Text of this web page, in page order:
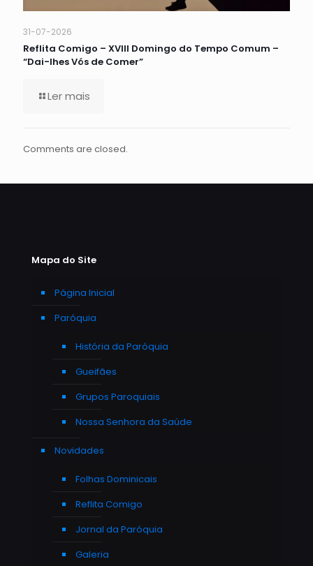
31-07-2026
Reflita Comigo – XVIII Domingo do Tempo Comum –
“Dai-lhes Vós de Comer”
Ler mais
Comments are closed.
Mapa do Site
Página Inicial
Paróquia
História da Paróquia
Gueifães
Grupos Paroquiais
Nossa Senhora da Saúde
Novidades
Folhas Dominicais
Reflita Comigo
Jornal da Paróquia
Galeria